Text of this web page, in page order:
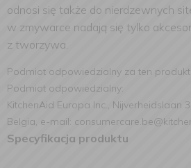
odnosi się także do nierdzewnych
w zmywarce nadają się tylko
z tworzywa.
Podmiot odpowiedzialny za ten produkt
Podmiot odpowiedzialny:
KitchenAid Europa Inc., Nijverheidslaan
Belgia, e-mail:
Specyfikacja produktu